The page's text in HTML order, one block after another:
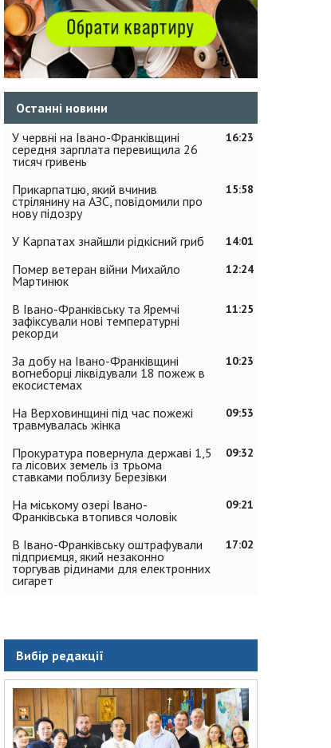
Останні новини
16:23
У червні на Івано-Франківщині
середня зарплата перевищила 26
тисяч гривень
15:58
Прикарпатцю, який вчинив
стрілянину на АЗС, повідомили про
нову підозру
14:01
У Карпатах знайшли рідкісний гриб
12:24
Помер ветеран війни Михайло
Мартинюк
11:25
В Івано-Франківську та Яремчі
зафіксували нові температурні
рекорди
10:23
За добу на Івано-Франківщині
вогнеборці ліквідували 18 пожеж в
екосистемах
09:53
На Верховинщині під час пожежі
травмувалась жінка
09:32
Прокуратура повернула державі 1,5
га лісових земель із трьома
ставками поблизу Березівки
09:21
На міському озері Івано-
Франківська втопився чоловік
17:02
В Івано-Франківську оштрафували
підприємця, який незаконно
торгував рідинами для електронних
сигарет
Вибір редакції